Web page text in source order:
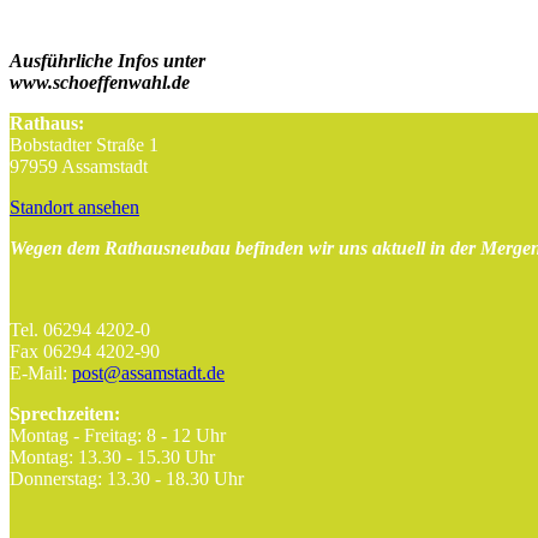
Ausführliche Infos unter
www.schoeffenwahl.de
Rathaus:
Bobstadter Straße 1
97959 Assamstadt
Standort ansehen
Wegen dem Rathausneubau befinden wir uns aktuell in der
Tel. 06294 4202-0
Fax 06294 4202-90
E-Mail: post@assamstadt.de
Sprechzeiten:
Montag - Freitag: 8 - 12 Uhr
Montag: 13.30 - 15.30 Uhr
Donnerstag: 13.30 - 18.30 Uhr